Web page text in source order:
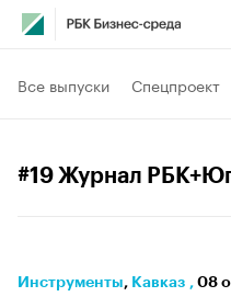
Все выпуски Спецпроект
#19 Журнал РБК+Юг
Инструменты⁠, Кавказ , 08